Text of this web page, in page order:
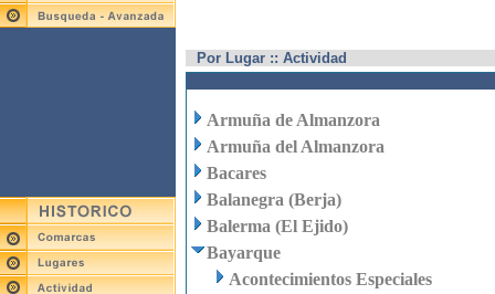
Por Lugar :: Actividad
Armuña de Almanzora
Armuña del Almanzora
Bacares
Balanegra (Berja)
Balerma (El Ejido)
Bayarque
Acontecimientos Especiales